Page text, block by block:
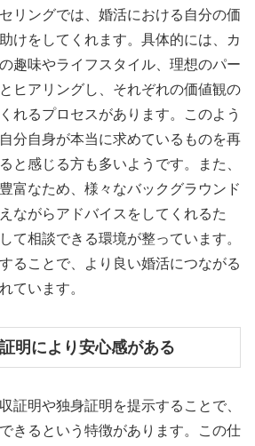
リングでは、婚活における自分の価
けをしてくれます。具体的には、カ
趣味やライフスタイル、理想のパー
ヒアリングし、それぞれの価値観の
れるプロセスがあります。このよう
分自身が本当に求めているものを再
と感じる方も多いようです。また、
富なため、様々なバックグラウンド
ながらアドバイスをしてくれるた
て相談できる環境が整っています。
ることで、より良い婚活につながる
ています。
明により安心感がある
証明や独身証明を提示することで、
きるという特徴があります。この仕